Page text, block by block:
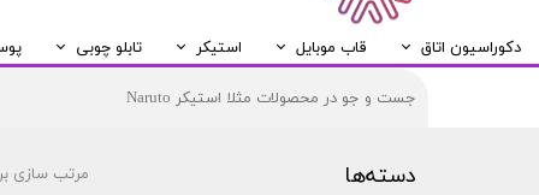
دکوراسیون اتاق قاب موبایل استیکر تابلو چوبی
دسته‌ها مرتب سازی